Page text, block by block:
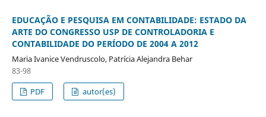
EDUCAÇÃO E PESQUISA EM CONTABILIDADE: ESTADO DA
ARTE DO CONGRESSO USP DE CONTROLADORIA E
CONTABILIDADE DO PERÍODO DE 2004 A 2012
Maria Ivanice Vendruscolo, Patrícia Alejandra Behar
83-98
PDF
autor(es)